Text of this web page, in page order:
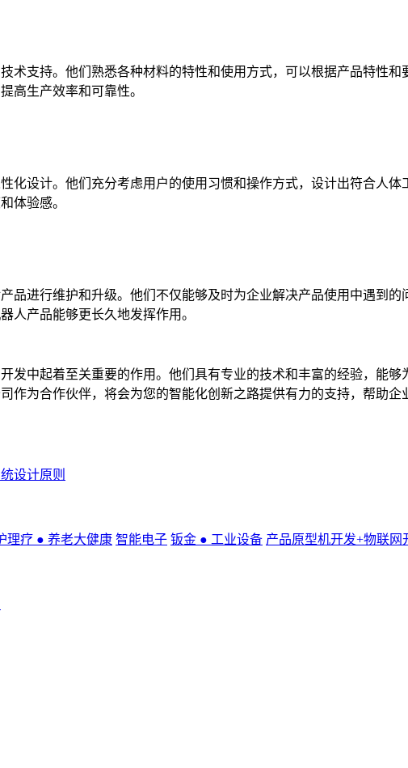
支持。他们熟悉各种材料的特性和使用方式，可以根据产品特性和
高生产效率和可靠性。
设计。他们充分考虑用户的使用习惯和操作方式，设计出符合人体
体验感。
进行维护和升级。他们不仅能够及时为企业解决产品使用中遇到的
人产品能够更长久地发挥作用。
中起着至关重要的作用。他们具有专业的技术和丰富的经验，能够
作为合作伙伴，将会为您的智能化创新之路提供有力的支持，帮助
设计原则
理疗 ● 养老大健康 智能电子 钣金 ● 工业设备 产品原型机开发+物联网